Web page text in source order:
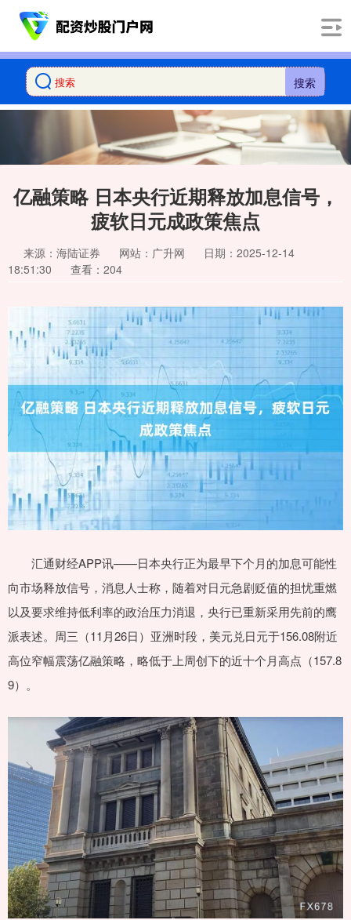
搜索
亿融策略 日本央行近期释放加息信号，
疲软日元成政策焦点
来源：海陆证券 网站：广升网
日期：2025-12-14
18:51:30
查看：204
汇通财经APP讯——日本央行正为最早下个月的加息可能性
向市场释放信号，消息人士称，随着对日元急剧贬值的担忧重燃
以及要求维持低利率的政治压力消退，央行已重新采用先前的鹰
派表述。周三（11月26日）亚洲时段，美元兑日元于156.08附近
高位窄幅震荡亿融策略，略低于上周创下的近十个月高点（157.8
9）。